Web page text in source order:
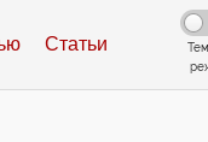
Статьи